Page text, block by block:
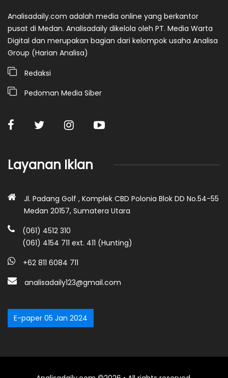
Analisadaily.com adalah media online yang berkantor
pusat di Medan. Analisadaily dikelola oleh PT. Media Warta
Digital dan merupakan bagian dari kelompok usaha Analisa
Group (Harian Analisa)
Redaksi
Pedoman Media Siber
Layanan Iklan
Jl. Padang Golf , Komplek CBD Polonia Blok DD No.54-55
Medan 20157, Sumatera Utara
(061) 4512 310
(061) 4154 711 ext. 411 (Hunting)
+62 811 6084 711
analisadaily123@gmail.com
E-paper 05 Jan 2024